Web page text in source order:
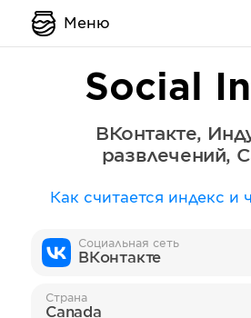
Меню
Social
ВКонтакте,
развлечений,
Как считается индекс и
Социальная сеть
ВКонтакте
Страна
Canada